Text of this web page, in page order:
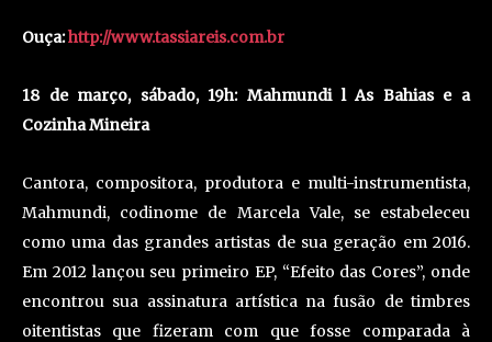
Ouça:http://www.tassiareis.com.br
18 de março, sábado, 19h: Mahmundi l As Bahias e a
Cozinha Mineira
Cantora, compositora, produtora e multi-instrumentista,
Mahmundi, codinome de Marcela Vale, se estabeleceu
como uma das grandes artistas de sua geração em 2016.
Em 2012 lançou seu primeiro EP, “Efeito das Cores”, onde
encontrou sua assinatura artística na fusão de timbres
oitentistas que fizeram com que fosse comparada à